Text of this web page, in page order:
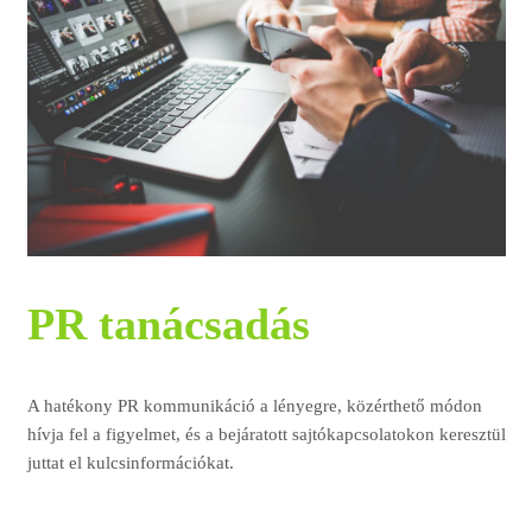
PR tanácsadás
A hatékony PR kommunikáció a lényegre, közérthető módon
hívja fel a figyelmet, és a bejáratott sajtókapcsolatokon keresztül
juttat el kulcsinformációkat.